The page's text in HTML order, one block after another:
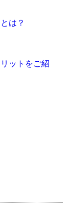
は？
ットをご紹